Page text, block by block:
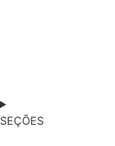
SEÇÕES